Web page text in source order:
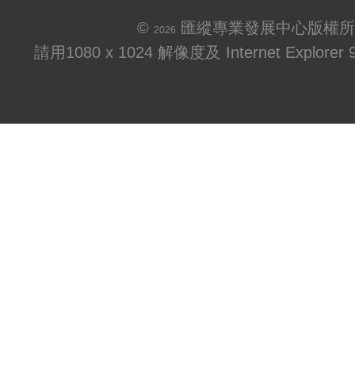
© 2026
匯縱專業發展中心版權
請用1080 x 1024 解像度及 Internet Explorer